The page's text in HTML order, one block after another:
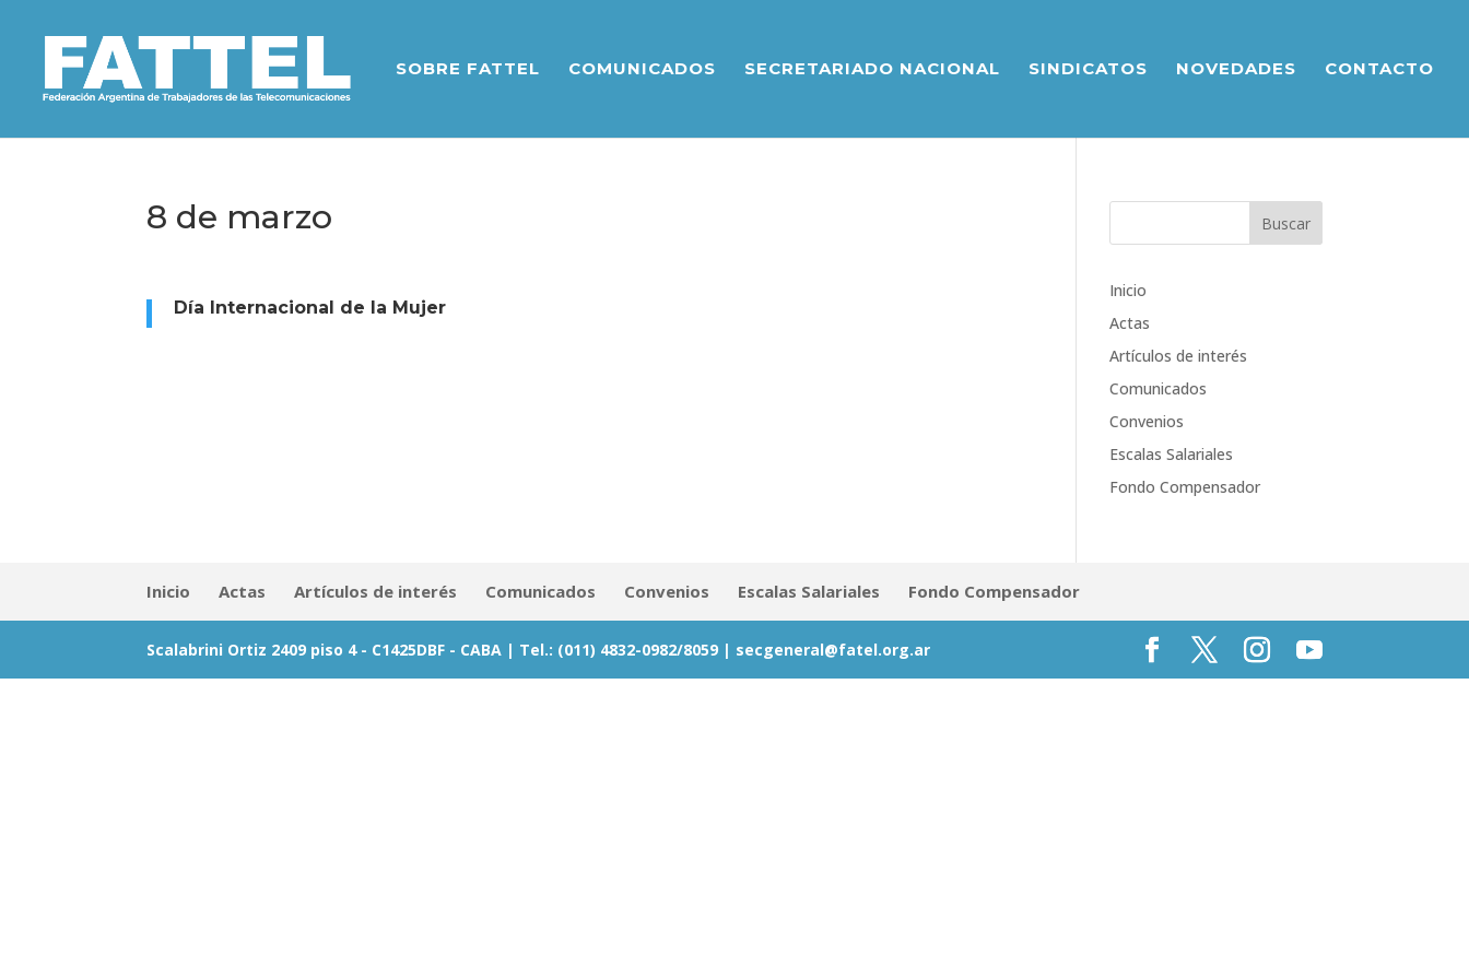
SOBRE FATTEL COMUNICADOS SECRETARIADO NACIONAL SINDICATOS NOVEDADES CONTACTO
8 de marzo
Día Internacional de la Mujer
Inicio
Actas
Artículos de interés
Comunicados
Convenios
Escalas Salariales
Fondo Compensador
Inicio Actas Artículos de interés Comunicados Convenios Escalas Salariales Fondo Compensador
Scalabrini Ortiz 2409 piso 4 - C1425DBF - CABA | Tel.: (011) 4832-0982/8059 | secgeneral@fatel.org.ar